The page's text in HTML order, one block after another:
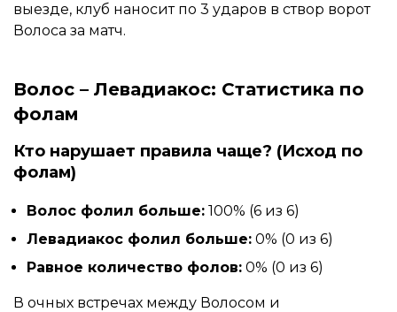
выезде, клуб наносит по 3 ударов в створ ворот
Волоса за матч.
Волос – Левадиакос: Статистика по
фолам
Кто нарушает правила чаще? (Исход по
фолам)
Волос фолил больше: 100% (6 из 6)
Левадиакос фолил больше: 0% (0 из 6)
Равное количество фолов: 0% (0 из 6)
В очных встречах между Волосом и